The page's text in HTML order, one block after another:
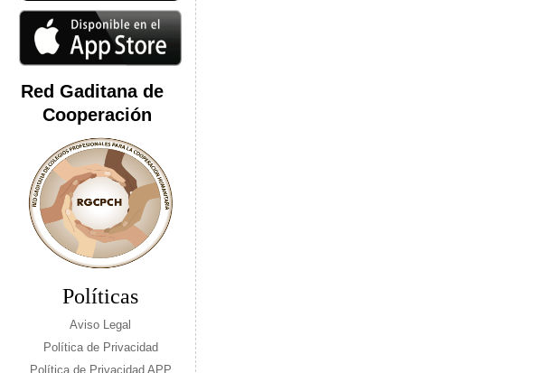
Red Gaditana de
Cooperación
Políticas
Aviso Legal
Política de Privacidad
Política de Privacidad APP